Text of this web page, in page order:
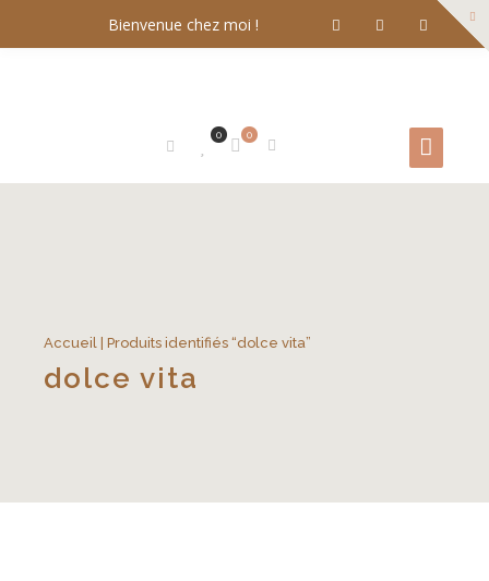
Bienvenue chez moi !
0
0
Accueil | Produits identifiés “dolce vita”
dolce vita